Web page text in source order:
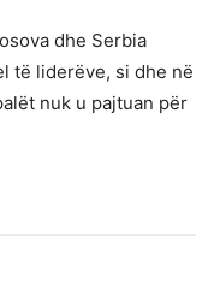
dhe Serbia
të liderëve, si dhe në
nuk u pajtuan për